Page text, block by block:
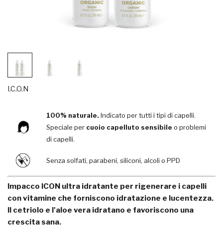
I.C.O.N
100% naturale. Indicato per tutti i tipi di capelli.
Speciale per cuoio capelluto sensibile o problemi
di capelli.
Senza solfati, parabeni, siliconi, alcoli o PPD
Impacco ICON ultra idratante per rigenerare i capelli
con vitamine che forniscono idratazione e lucentezza.
Il cetriolo e l'aloe vera idratano e favoriscono una
crescita sana.